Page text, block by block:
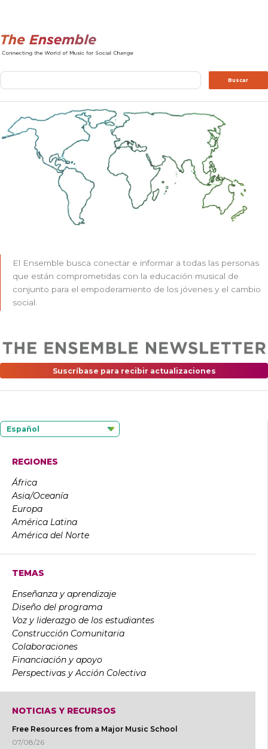
Buscar Buscar
El Ensemble busca conectar e informar a todas las personas
que están comprometidas con la educación musical de
conjunto para el empoderamiento de los jóvenes y el cambio
social.
Suscríbase para recibir actualizaciones
Español
REGIONES
África
Asia/Oceanía
Europa
América Latina
América del Norte
TEMAS
Enseñanza y aprendizaje
Diseño del programa
Voz y liderazgo de los estudiantes
Construcción Comunitaria
Colaboraciones
Financiación y apoyo
Perspectivas y Acción Colectiva
NOTICIAS Y RECURSOS
Free Resources from a Major Music School
07/08/26